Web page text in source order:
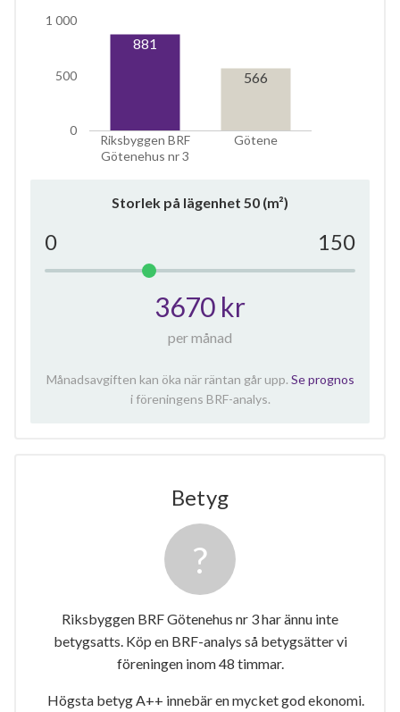
lägenheter
Riksbyggen BRF
Götenehus nr 3
Götene
0
500
1 000
881
566
Storlek på lägenhet 50 (m²)
0 150
3670 kr
per månad
Månadsavgiften kan öka när räntan går upp. Se prognos
i föreningens BRF-analys.
Betyg
Riksbyggen BRF Götenehus nr 3 har ännu inte
betygsatts. Köp en BRF-analys så betygsätter vi
föreningen inom 48 timmar.
Högsta betyg A++ innebär en mycket god ekonomi.